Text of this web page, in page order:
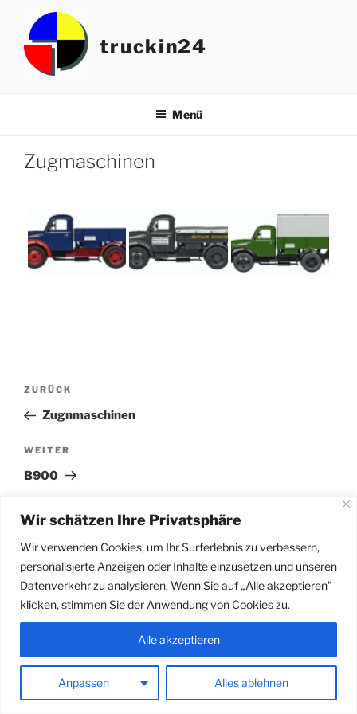
Wir schätzen Ihre Privatsphäre
Wir verwenden Cookies, um Ihr Surferlebnis zu verbessern,
personalisierte Anzeigen oder Inhalte einzusetzen und unseren
Datenverkehr zu analysieren. Wenn Sie auf „Alle akzeptieren"
klicken, stimmen Sie der Anwendung von Cookies zu.
Anpassen Alles ablehnen
Alle akzeptieren
Inhalt
springen
truckin24
Menü
Zugmaschinen
Beitragsnavigation
Vorheriger
Beitrag
ZURÜCK
Zugnmaschinen
Nächster
Beitrag
WEITER
B900
Stolz präsentiert von WordPress